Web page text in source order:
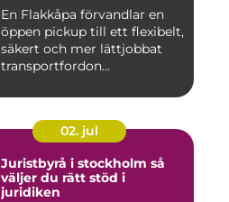
En Flakkåpa förvandlar en
öppen pickup till ett flexibelt,
säkert och mer lättjobbat
transportfordon...
02. jul
Juristbyrå i stockholm så
väljer du rätt stöd i
juridiken